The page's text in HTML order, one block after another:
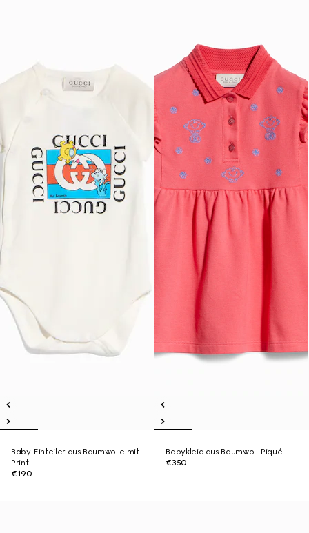
Baby-Einteiler aus Baumwolle mit
Print
€190
Babykleid aus Baumwoll-Piqué
€350